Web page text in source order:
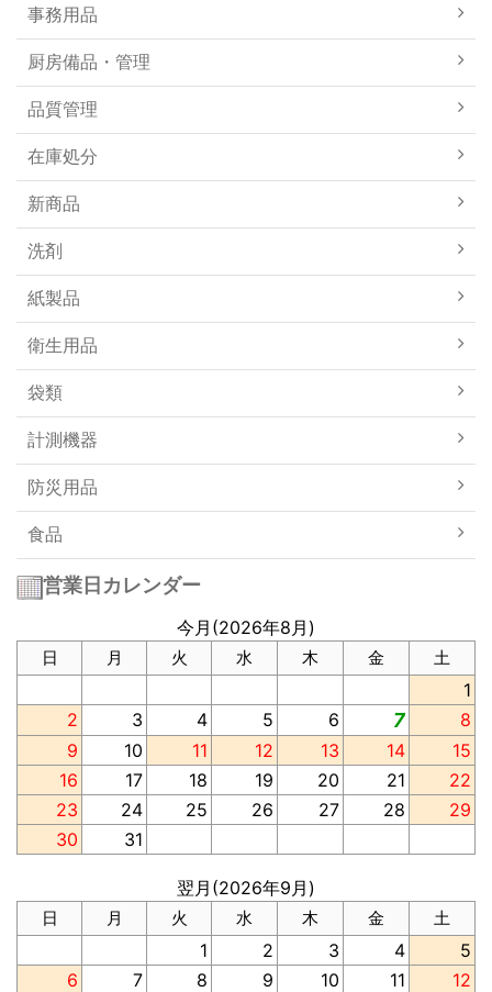
事務用品
厨房備品・管理
品質管理
在庫処分
新商品
洗剤
紙製品
衛生用品
袋類
計測機器
防災用品
食品
営業日カレンダー
今月(2026年8月)
日 月 火 水 木 金 土
1
2
3 4 5 6 7
8
9
10 11 12 13 14
15
16
17 18 19 20 21
22
23
24 25 26 27 28
29
30
31
翌月(2026年9月)
日 月 火 水 木 金 土
1 2 3 4
5
6
7 8 9 10 11
12